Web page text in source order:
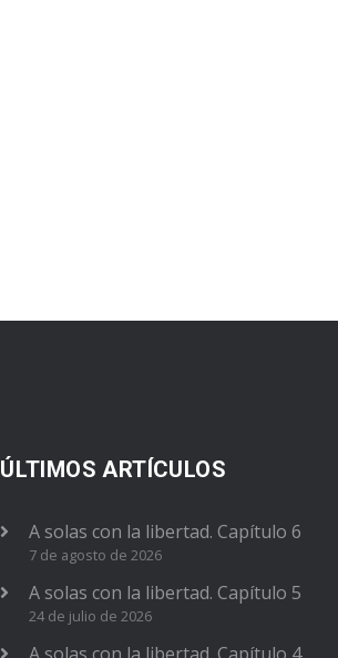
ÚLTIMOS ARTÍCULOS
A solas con la libertad. Capítulo 6
7 de agosto de 2026
A solas con la libertad. Capítulo 5
24 de julio de 2026